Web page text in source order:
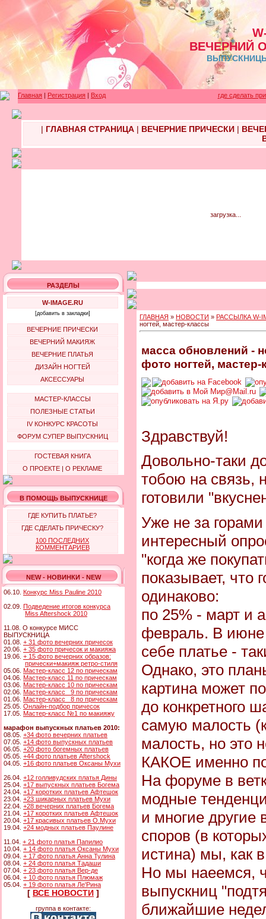
ВЕЧЕРНИЙ
Главная | Регистрация | Вход где сделать
| ГЛАВНАЯ СТРАНИЦА| ВЕЧЕРНИЕ ПРИЧЕСКИ|
загрузка...
РАЗДЕЛЫ
W-IMAGE.RU
[добавить в закладки]
ВЕЧЕРНИЕ ПРИЧЕСКИ
ВЕЧЕРНИЙ МАКИЯЖ
ВЕЧЕРНИЕ ПЛАТЬЯ
ДИЗАЙН НОГТЕЙ
АКСЕССУАРЫ
МАСТЕР-КЛАССЫ
ПОЛЕЗНЫЕ СТАТЬИ
IV КОНКУРС КРАСОТЫ
ФОРУМ СУПЕР ВЫПУСКНИЦ
ГОСТЕВАЯ КНИГА
О ПРОЕКТЕ | О РЕКЛАМЕ
В ПОМОЩЬ ВЫПУСКНИЦЕ
ГДЕ КУПИТЬ ПЛАТЬЕ?
ГДЕ СДЕЛАТЬ ПРИЧЕСКУ?
100 ПОСЛЕДНИХ
КОММЕНТАРИЕВ
NEW - НОВИНКИ - NEW
06.10. Конкурс Miss Pauline 2010
02.09. Подведение итогов конкурса
Miss Aftershock 2010
11.08. О конкурсе МИСС
ВЫПУСКНИЦА
01.08. + 31 фото вечерних причесок
20.06. + 35 фото причесок и макияжа
19.06. + 15 фото вечерних образов:
прически+макияж ретро-стиля
05.06. Мастер-класс 12 по прическам
04.06. Мастер-класс 11 по прическам
03.06. Мастер-класс 10 по прическам
02.06. Мастер-класс 9 по прическам
01.06. Мастер-класс 8 по прическам
25.05. Онлайн-подбор причесок
17.05. Мастер-класс №1 по макияжу
марафон выпускных платьев 2010:
08.05. +34 фото вечерних платьев
07.05. +14 фото выпускных платьев
06.05. +20 фото богемных платьев
05.05. +44 фото платьев Aftershock
04.05. +16 фото платьев Оксаны Мухи
26.04. +12 голливудских платья Дины
25.04. +17 выпускных платьев Богема
24.04. +17 коротких платьев Афтешок
23.04. +23 шикарных платьев Мухи
22.04. +28 вечерних платьев Богема
21.04. +17 коротких платьев Афтешок
20.04. +17 красивых платьев О.Мухи
19.04. +24 модных платьев Паулине
11.04. + 21 фото платья Папилио
10.04. + 14 фото платья Оксаны Мухи
09.04. + 17 фото платья Анна Тулина
08.04. + 24 фото платья Тадаши
07.04. + 23 фото платья Вер-де
06.04. + 10 фото платья Плюмаж
05.04. + 19 фото платья Ле'Рина
[ ВСЕ НОВОСТИ ]
группа в контакте:
ГЛАВНАЯ » НОВОСТИ » РАССЫЛКА W-
ногтей, мастер-классы
масса обновлений -
фото ногтей,
Здравствуй!
Довольно-таки
тобою на связь,
готовили
Уже не за
интересный
"когда же
показывает, что
одинаково:
по 25% - март и
февраль. В июне
себе платье -
Однако, это
картина может
до конкретного
самую малость
малость, но это
КАКОЕ именно
На форуме в
модные
и многие другие
споров (в
истина) мы, как
Но мы наеемся,
выпускниц
ближайшие